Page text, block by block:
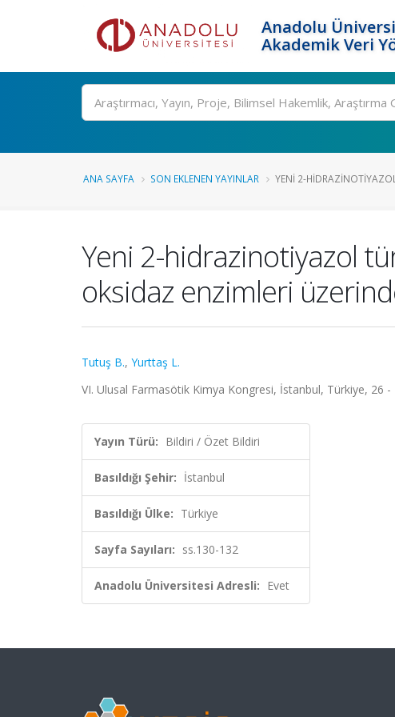
Anadolu
Akademik Veri
Ara
ANA SAYFA SON EKLENEN YAYINLAR YENI 2-
Yeni 2-hidrazinotiyazol
oksidaz enzimleri
Tutuş B., Yurttaş L.
VI. Ulusal Farmasötik Kimya Kongresi, İstanbul, Türkiye, 26
Yayın Türü: Bildiri / Özet Bildiri
Basıldığı Şehir: İstanbul
Basıldığı Ülke: Türkiye
Sayfa Sayıları: ss.130-132
Anadolu Üniversitesi Adresli: Evet